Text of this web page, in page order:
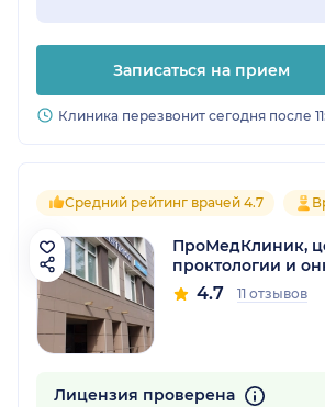
Записаться на прием
Клиника перезвонит сегодня после
Средний рейтинг врачей 4.7
ПроМедКлиник,
проктологии и
4.7 11 отзывов
Лицензия проверена